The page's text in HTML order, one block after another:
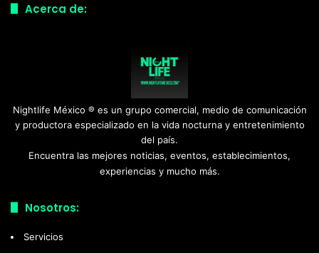
Acerca de:
Nightlife México ® es un grupo comercial, medio de comunicación
y productora especializado en la vida nocturna y entretenimiento
del país.
Encuentra las mejores noticias, eventos, establecimientos,
experiencias y mucho más.
Nosotros:
Servicios